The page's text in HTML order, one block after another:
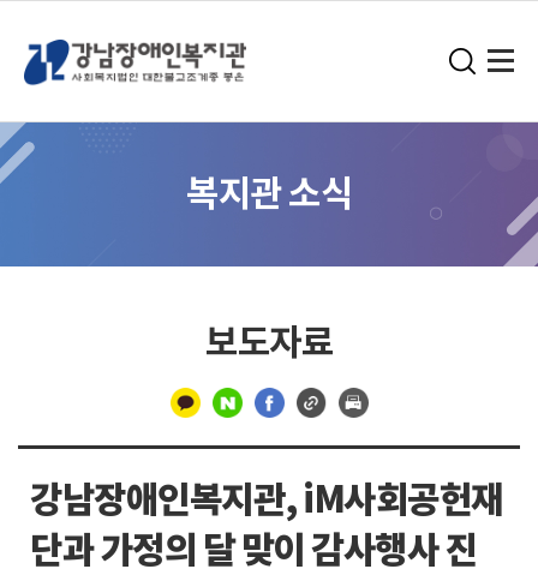
복지관 소식
보도자료
분
선
강남장애인복지관, iM사회공헌재
단과 가정의 달 맞이 감사행사 진